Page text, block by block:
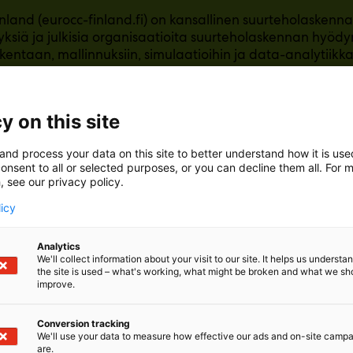
(eurocc-finland.fi) on kansallinen
ja julkisia organisaatioita suurteholaskennan
mallinnuksiin, simulaatioihin ja data-
supertietokoneeseen sekä käyttäjätukea ja
, kehitys- ja innovaatiotoiminnassa.
(lumi-ai-factory.eu) vauhdittaa yritysten
pääsyn maailmanluokan LUMI-supertietokoneeseen ja
dataan sekä huipputason asiantuntijaosaamista ja
ja tutkijoille mahdollisuuden rakentaa edistyneitä
pk-yrityksille jopa maksutta.
on this site
process your data on this site to better understand how it is
to all or selected purposes, or you can decline them all. For
see our privacy policy.
Analytics
We'll collect information about your visit to our site. It helps us
the site is used – what's working, what might be broken and what we
improve.
Conversion tracking
We'll use your data to measure how effective our ads and on-site
are.